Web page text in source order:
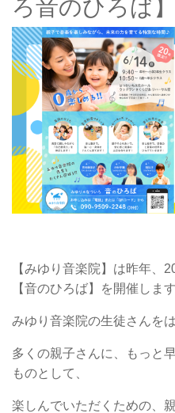
ろ音のひろば
【みゆり音楽院】は昨年、
【音のひろば】を開催しま
みゆり音楽院の生徒さんをは
多くの親子さんに、もっと
ものとして、
楽しんでいただくための、